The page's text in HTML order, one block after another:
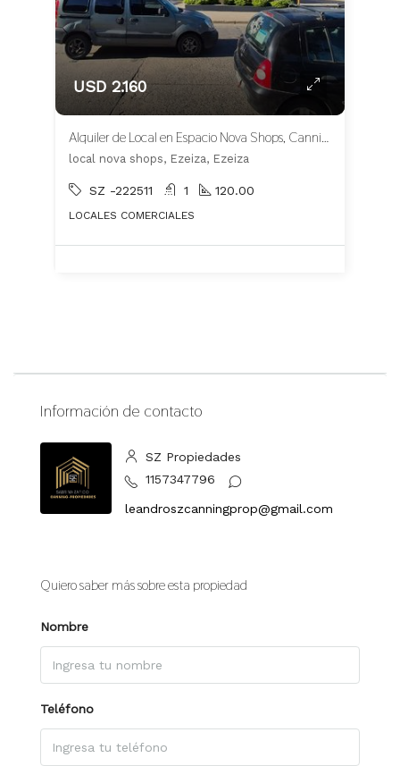
USD 2.160
Alquiler de Local en Espacio Nova Shops, Canning
local nova shops, Ezeiza, Ezeiza
SZ -222511 1 120.00
LOCALES COMERCIALES
Información de contacto
SZ Propiedades
1157347796
leandroszcanningprop@gmail.com
Quiero saber más sobre esta propiedad
Nombre
Teléfono